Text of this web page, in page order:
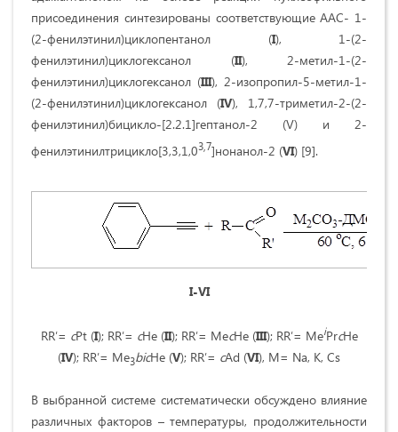
присоединения синтезированы соответствующие ААС- 1-
(2-фенилэтинил)циклопентанол (I), 1-(2-
фенилэтинил)циклогексанол (II), 2-метил-1-(2-
фенилэтинил)циклогексанол (III), 2-изопропил-5-метил-1-
(2-фенилэтинил)циклогексанол (IV), 1,7,7-триметил-2-(2-
фенилэтинил)бицикло-[2.2.1]гептанол-2 (V) и 2-
фенилэтинилтрицикло[3,3,1,03,7]нонанол-2 (VI) [9].
I-VI
RRʹ= cPt (I); RRʹ= cHe (II); RRʹ= MecHe (III); RRʹ= MeiPrcHe
(IV); RRʹ= Me3bicHe (V); RRʹ= cAd (VI), M= Na, K, Cs
В выбранной системе систематически обсуждено влияние
различных факторов – температуры, продолжительности